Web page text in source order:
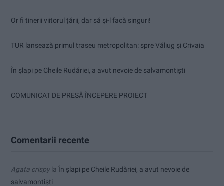
Or fi tinerii viitorul țării, dar să și-l facă singuri!
TUR lansează primul traseu metropolitan: spre Văliug și Crivaia
În șlapi pe Cheile Rudăriei, a avut nevoie de salvamontiști
COMUNICAT DE PRESĂ ÎNCEPERE PROIECT
Comentarii recente
Agata crispyla În șlapi pe Cheile Rudăriei, a avut nevoie de
salvamontiști